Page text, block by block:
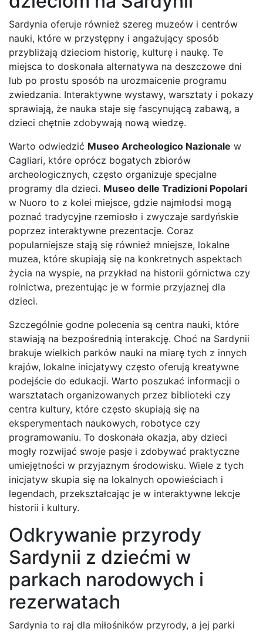
Sardynia oferuje również szereg muzeów i centrów
nauki, które w przystępny i angażujący sposób
przybliżają dzieciom historię, kulturę i naukę. Te
miejsca to doskonała alternatywa na deszczowe dni
lub po prostu sposób na urozmaicenie programu
zwiedzania. Interaktywne wystawy, warsztaty i pokazy
sprawiają, że nauka staje się fascynującą zabawą, a
dzieci chętnie zdobywają nową wiedzę.
Warto odwiedzić Museo Archeologico Nazionale w
Cagliari, które oprócz bogatych zbiorów
archeologicznych, często organizuje specjalne
programy dla dzieci. Museo delle Tradizioni Popolari
w Nuoro to z kolei miejsce, gdzie najmłodsi mogą
poznać tradycyjne rzemiosło i zwyczaje sardyńskie
poprzez interaktywne prezentacje. Coraz
popularniejsze stają się również mniejsze, lokalne
muzea, które skupiają się na konkretnych aspektach
życia na wyspie, na przykład na historii górnictwa czy
rolnictwa, prezentując je w formie przyjaznej dla
dzieci.
Szczególnie godne polecenia są centra nauki, które
stawiają na bezpośrednią interakcję. Choć na Sardynii
brakuje wielkich parków nauki na miarę tych z innych
krajów, lokalne inicjatywy często oferują kreatywne
podejście do edukacji. Warto poszukać informacji o
warsztatach organizowanych przez biblioteki czy
centra kultury, które często skupiają się na
eksperymentach naukowych, robotyce czy
programowaniu. To doskonała okazja, aby dzieci
mogły rozwijać swoje pasje i zdobywać praktyczne
umiejętności w przyjaznym środowisku. Wiele z tych
inicjatyw skupia się na lokalnych opowieściach i
legendach, przekształcając je w interaktywne lekcje
historii i kultury.
Odkrywanie przyrody
Sardynii z dziećmi w
parkach narodowych i
rezerwatach
Sardynia to raj dla miłośników przyrody, a jej parki